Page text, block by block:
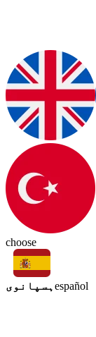
choose
ہسپانوی español